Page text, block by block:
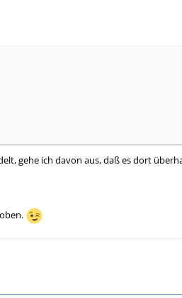
gehe ich davon aus, daß es dort